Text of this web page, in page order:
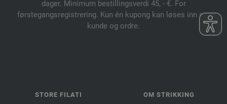
dager. Minimum bestillingsverdi 45, - €. For
førstegangsregistrering. Kun én kupong kan løses inn per
kunde og ordre.
STORE FILATI OM STRIKKING